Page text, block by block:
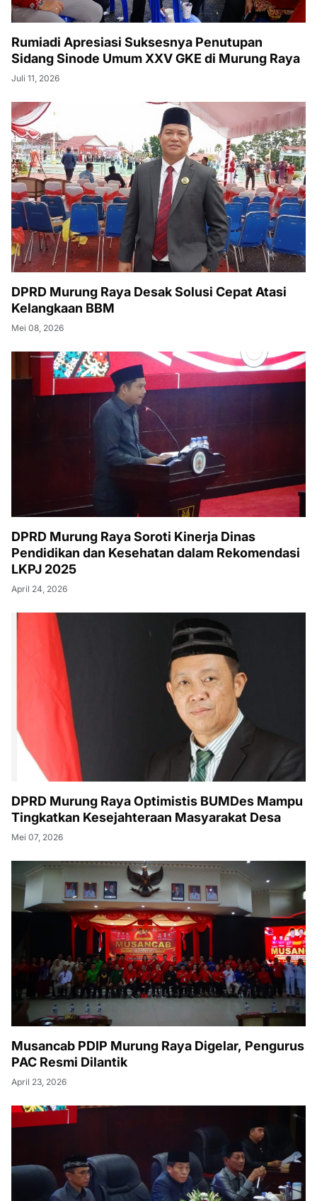
Rumiadi Apresiasi Suksesnya Penutupan
Sidang Sinode Umum XXV GKE di Murung Raya
Juli 11, 2026
DPRD Murung Raya Desak Solusi Cepat Atasi
Kelangkaan BBM
Mei 08, 2026
DPRD Murung Raya Soroti Kinerja Dinas
Pendidikan dan Kesehatan dalam Rekomendasi
LKPJ 2025
April 24, 2026
DPRD Murung Raya Optimistis BUMDes Mampu
Tingkatkan Kesejahteraan Masyarakat Desa
Mei 07, 2026
Musancab PDIP Murung Raya Digelar, Pengurus
PAC Resmi Dilantik
April 23, 2026